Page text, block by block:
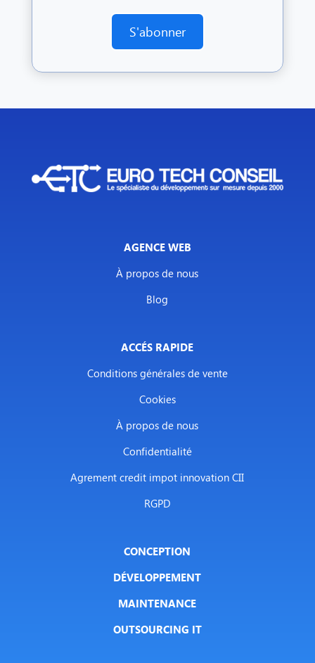
S'abonner
AGENCE WEB
À propos de nous
Blog
ACCÉS RAPIDE
Conditions générales de vente
Cookies
À propos de nous
Confidentialité
Agrement credit impot innovation CII
RGPD
CONCEPTION
DÉVELOPPEMENT
MAINTENANCE
OUTSOURCING IT